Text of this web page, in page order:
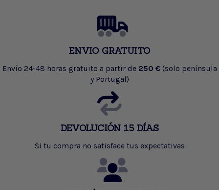
ENVIO GRATUITO
Envío 24-48 horas gratuito a partir de 250 € (solo península
y Portugal)
DEVOLUCIÓN 15 DÍAS
Si tu compra no satisface tus expectativas